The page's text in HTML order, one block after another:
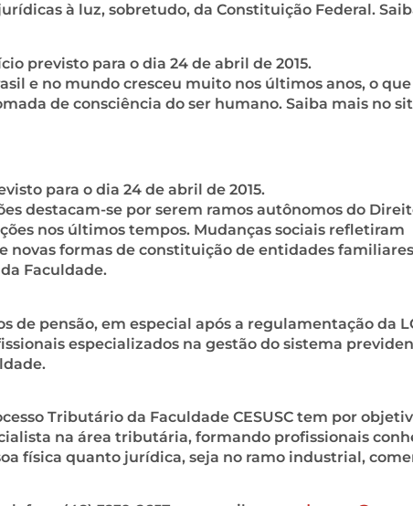
à luz, sobretudo, da Constituição Federal.
previsto para o dia 24 de abril de 2015.
e no mundo cresceu muito nos últimos anos, o que
de consciência do ser humano. Saiba mais no
para o dia 24 de abril de 2015.
destacam-se por serem ramos autônomos do
nos últimos tempos. Mudanças sociais refletiram
formas de constituição de entidades familiares
Faculdade.
pensão, em especial após a regulamentação da
especializados na gestão do sistema
Tributário da Faculdade CESUSC tem por
na área tributária, formando profissionais
física quanto jurídica, seja no ramo industrial,